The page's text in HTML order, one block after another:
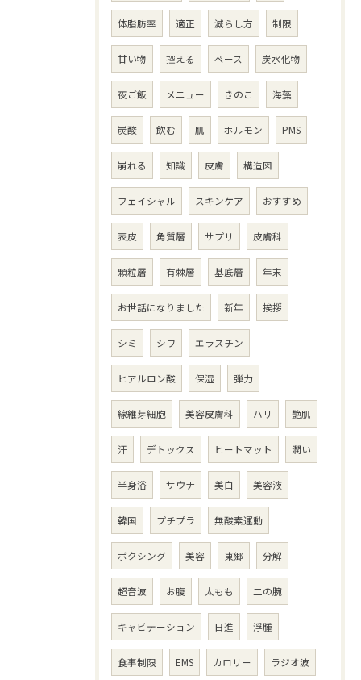
体脂肪率 適正 減らし方 制限
甘い物 控える ペース 炭水化物
夜ご飯 メニュー きのこ 海藻
炭酸 飲む 肌 ホルモン PMS
崩れる 知識 皮膚 構造図
フェイシャル スキンケア おすすめ
表皮 角質層 サプリ 皮膚科
顆粒層 有棘層 基底層 年末
お世話になりました 新年 挨拶
シミ シワ エラスチン
ヒアルロン酸 保湿 弾力
線維芽細胞 美容皮膚科 ハリ 艶肌
汗 デトックス ヒートマット 潤い
半身浴 サウナ 美白 美容液
韓国 プチプラ 無酸素運動
ボクシング 美容 東郷 分解
超音波 お腹 太もも 二の腕
キャビテーション 日進 浮腫
食事制限 EMS カロリー ラジオ波